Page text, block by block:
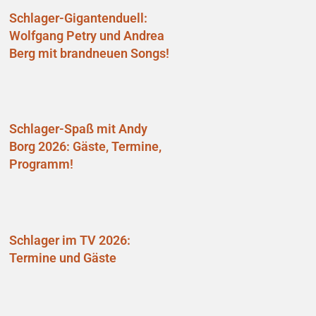
Schlager-Gigantenduell:
Wolfgang Petry und Andrea
Berg mit brandneuen Songs!
Schlager-Spaß mit Andy
Borg 2026: Gäste, Termine,
Programm!
Schlager im TV 2026:
Termine und Gäste